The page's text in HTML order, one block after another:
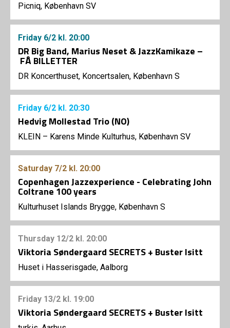
Picniq, København SV
Friday 6/2 kl. 20:00
DR Big Band, Marius Neset & JazzKamikaze –
FÅ BILLETTER
DR Koncerthuset, Koncertsalen, København S
Friday 6/2 kl. 20:30
Hedvig Mollestad Trio (NO)
KLEIN – Karens Minde Kulturhus, København SV
Saturday 7/2 kl. 20:00
Copenhagen Jazzexperience - Celebrating John
Coltrane 100 years
Kulturhuset Islands Brygge, København S
Thursday 12/2 kl. 20:00
Viktoria Søndergaard SECRETS + Buster Isitt
Huset i Hasserisgade, Aalborg
Friday 13/2 kl. 19:00
Viktoria Søndergaard SECRETS + Buster Isitt